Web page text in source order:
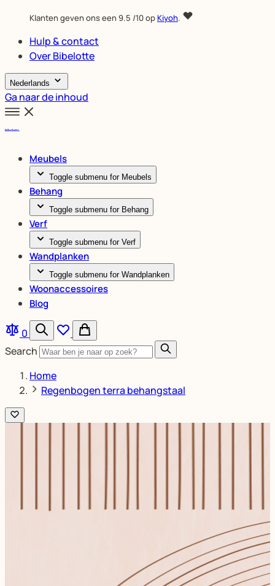
Klanten geven ons een 9.5 /10 opKiyoh.
Hulp & contact
Over Bibelotte
Nederlands
Ga naar de inhoud
Meubels
Toggle submenu for Meubels
Behang
Toggle submenu for Behang
Verf
Toggle submenu for Verf
Wandplanken
Toggle submenu for Wandplanken
Woonaccessoires
Blog
0
Search
Home
Regenbogen terra behangstaal